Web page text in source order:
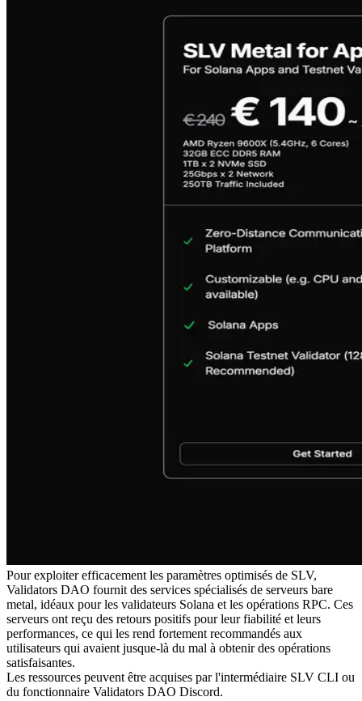
Pour exploiter efficacement les paramètres optimisés de SLV,
Validators DAO fournit des services spécialisés de serveurs bare
metal, idéaux pour les validateurs Solana et les opérations RPC. Ces
serveurs ont reçu des retours positifs pour leur fiabilité et leurs
performances, ce qui les rend fortement recommandés aux
utilisateurs qui avaient jusque-là du mal à obtenir des opérations
satisfaisantes.
Les ressources peuvent être acquises par l'intermédiaire SLV CLI ou
du fonctionnaire Validators DAO Discord.